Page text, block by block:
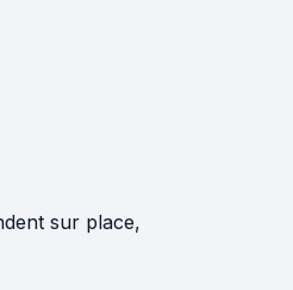
sur place,